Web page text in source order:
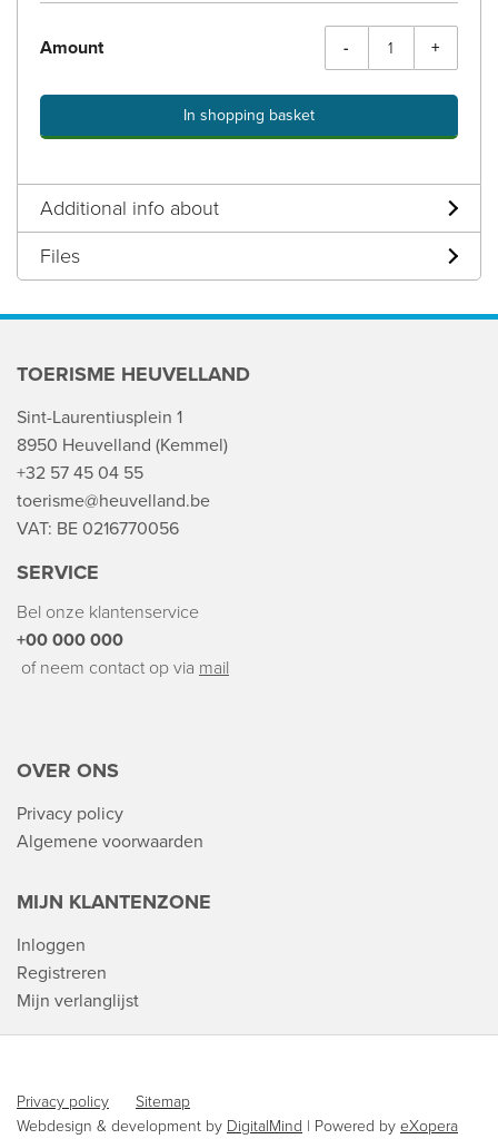
Amount - +
In shopping basket
Additional info about
Files
TOERISME HEUVELLAND
Sint-Laurentiusplein 1
8950 Heuvelland (Kemmel)
+32 57 45 04 55
toerisme@heuvelland.be
VAT: BE 0216770056
SERVICE
Bel onze klantenservice
+00 000 000
of neem contact op via mail
OVER ONS
Privacy policy
Algemene voorwaarden
MIJN KLANTENZONE
Inloggen
Registreren
Mijn verlanglijst
Privacy policy
Sitemap
Webdesign & development by DigitalMind | Powered by eXopera